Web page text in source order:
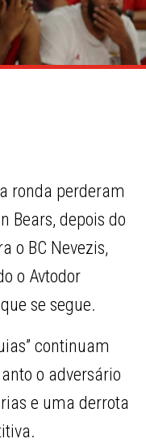
ronda perderam
Bears, depois do
o BC Nevezis,
o Avtodor
se segue.
continuam
o adversário
e uma derrota